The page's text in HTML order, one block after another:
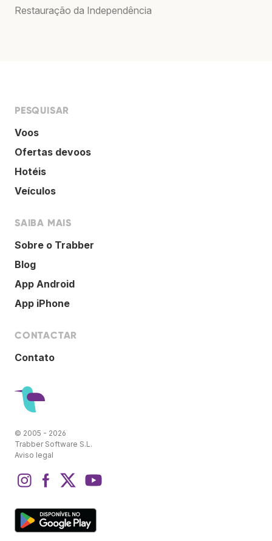
Restauração da Independência
PESQUISAR
Voos
Ofertas devoos
Hotéis
Veículos
SAIBA MAIS
Sobre o Trabber
Blog
App Android
App iPhone
CONTACTAR
Contato
© 2005 - 2026
Trabber Software S.L.
Aviso legal